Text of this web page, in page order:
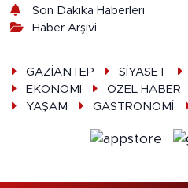
Son Dakika Haberleri
Haber Arşivi
GAZİANTEP SİYASET
EKONOMİ
ÖZEL HABER
YAŞAM
GASTRONOMİ